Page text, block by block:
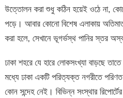
উত্তোলন করা শুধু কঠিন হয়েই ওঠে না,
পড়ে। আবার কোনো বিশেষ এলাকায়
করা হলে, সেখানে ভূগর্ভস্থ পানির স্তর
ঢাকা শহরে যে হারে লোকসংখ্যা বাড়ছে
মধ্যে ঢাকা একটি পরিত্যক্ত নগরীতে পরিণত
কোন সন্দেহ নেই। বিভিন্ন সংস্থার